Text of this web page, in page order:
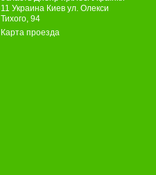
11 Украина Киев ул. Олекси
Тихого, 94
Карта проезда